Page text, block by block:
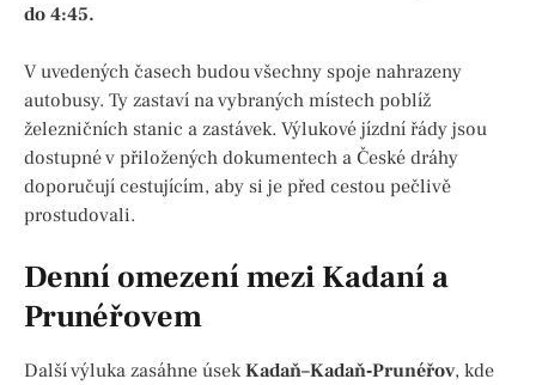
do 4:45.
V uvedených časech budou všechny spoje nahrazeny
autobusy. Ty zastaví na vybraných místech poblíž
železničních stanic a zastávek. Výlukové jízdní řády jsou
dostupné v přiložených dokumentech a České dráhy
doporučují cestujícím, aby si je před cestou pečlivě
prostudovali.
Denní omezení mezi Kadaní a
Prunéřovem
Další výluka zasáhne úsekKadaň–Kadaň‑Prunéřov, kde